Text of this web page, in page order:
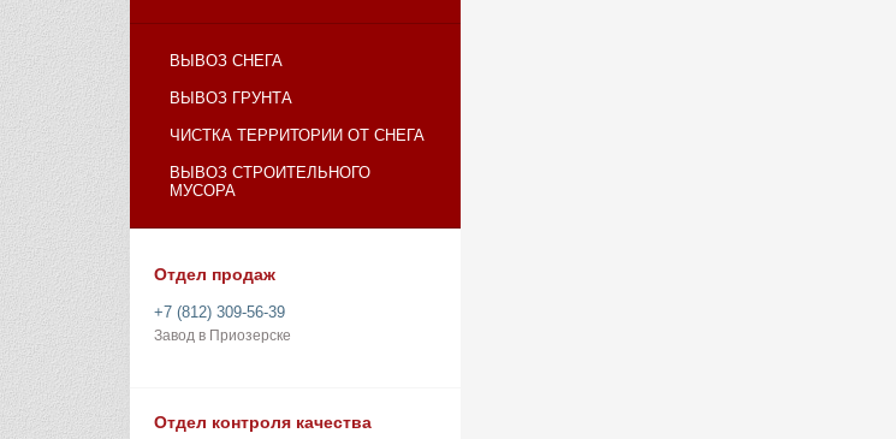
ВЫВОЗ СНЕГА
ВЫВОЗ ГРУНТА
ЧИСТКА ТЕРРИТОРИИ ОТ СНЕГА
ВЫВОЗ СТРОИТЕЛЬНОГО
МУСОРА
Отдел продаж
+7 (812) 309-56-39
Завод в Приозерске
Отдел контроля качества